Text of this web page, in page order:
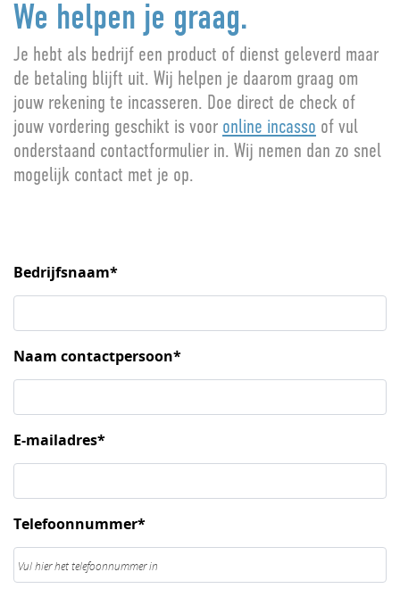
We helpen je graag.
Je hebt als bedrijf een product of dienst geleverd maar
de betaling blijft uit. Wij helpen je daarom graag om
jouw rekening te incasseren. Doe direct de check of
jouw vordering geschikt is voor online incasso of vul
onderstaand contactformulier in. Wij nemen dan zo snel
mogelijk contact met je op.
Bedrijfsnaam*
Naam contactpersoon*
E-mailadres*
Telefoonnummer*